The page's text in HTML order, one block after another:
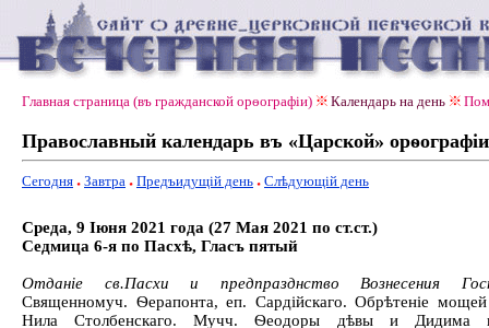
Главная страница (въ гражданской орѳографiи) Календарь на день
Православный календарь въ «Царской» орѳографiи
Сегодня Завтра Предъидущiй день Слѣдующiй день
Среда, 9 Іюня 2021 года (27 Мая 2021 по ст.ст.)
Седмица 6-я по Пасхѣ, Гласъ пятый
Отданіе св.Пасхи и предпразднство Вознесения
Священномуч. Ѳерапонта, еп. Сардійскаго. Обрѣтеніе
Нила Столбенскаго. Мучч. Ѳеодоры дѣвы и Дидима